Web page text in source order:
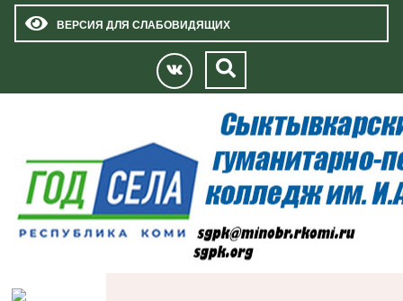
ВЕРСИЯ ДЛЯ СЛАБОВИДЯЩИХ